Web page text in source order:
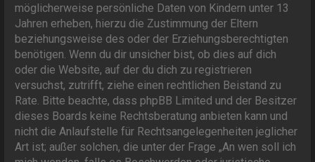
möglicherweise persönliche Daten von Kindern unter 13
Jahren erheben, hierzu die Zustimmung der Eltern
beziehungsweise des oder der Erziehungsberechtigten
benötigen. Wenn du dir unsicher bist, ob dies auf dich
oder die Website, auf der du dich zu registrieren
versuchst, zutrifft, ziehe einen rechtlichen Beistand zu
Rate. Bitte beachte, dass phpBB Limited und der Besitzer
dieses Boards keine Rechtsberatung anbieten kann und
nicht die Anlaufstelle für Rechtsangelegenheiten jeglicher
Art ist; außer solchen, die unter der Frage „An wen soll ich